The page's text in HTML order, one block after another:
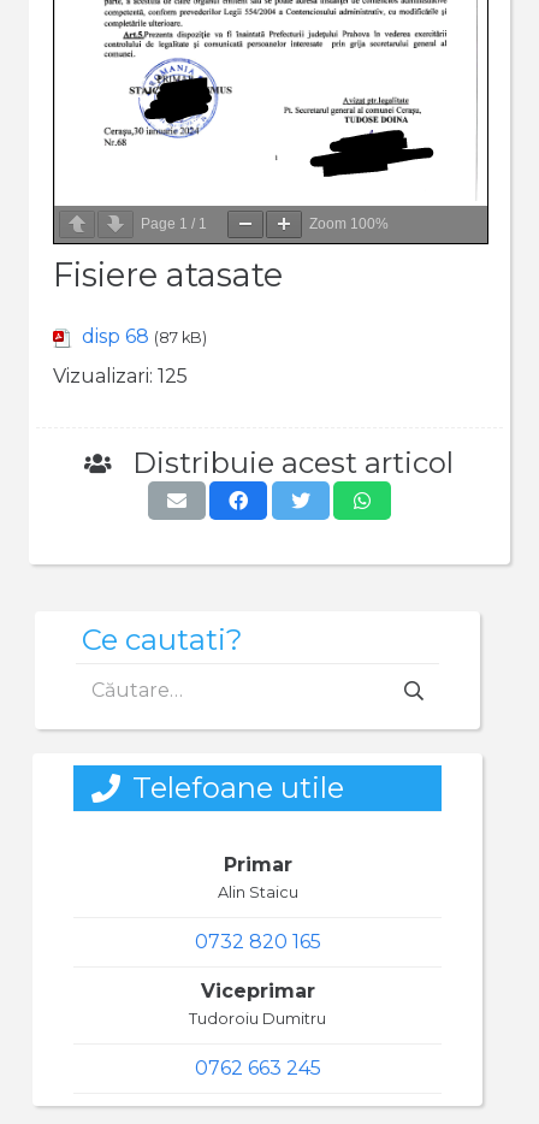
Page 1 / 1 Zoom 100%
Fisiere atasate
disp 68 (87 kB)
Vizualizari: 125
Distribuie acest articol
Ce cautati?
după:
Telefoane utile
Primar
Alin Staicu
0732 820 165
Viceprimar
Tudoroiu Dumitru
0762 663 245